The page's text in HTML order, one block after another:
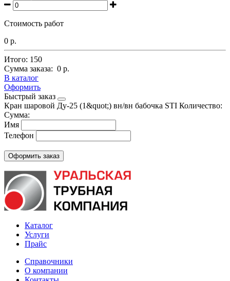
Стоимость работ
0 р.
Итого: 150
Сумма заказа: 0 р.
В каталог
Оформить
Быстрый заказ
Кран шаровой Ду-25 (1&quot;) вн/вн бабочка STI Количество:
Сумма:
Имя
Телефон
Каталог
Услуги
Прайс
Справочники
О компании